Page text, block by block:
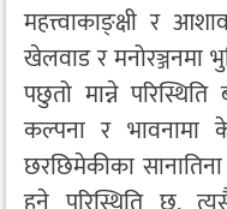
महत्त्वाकाङ्क्षी र
खेलवाड र मनोरञ्जनमा
पछुतो मान्ने
कल्पना र भावनामा
छरछिमेकीका